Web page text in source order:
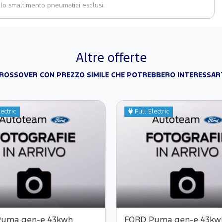
smaltimento pneumatici esclusi.
Altre offerte
CON PREZZO SIMILE CHE POTREBBERO
gen-e 43kwh
Full Electric
FORD Puma gen-e